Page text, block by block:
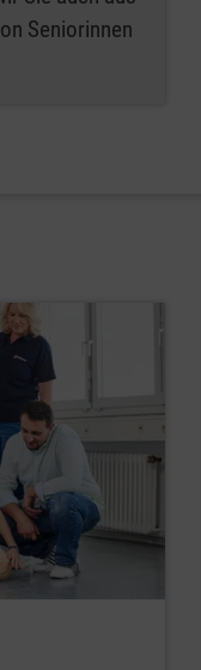
Seniorinnen